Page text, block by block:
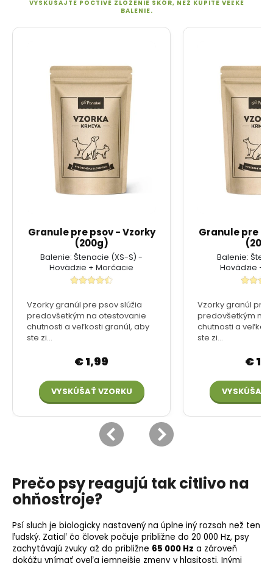
Prečo psy reagujú tak citlivo na
ohňostroje?
Psí sluch je biologicky nastavený na úplne iný rozsah než ten
ľudský. Zatiaľ čo človek počuje približne do 20 000 Hz, psy
zachytávajú zvuky až do približne 65 000 Hz a zároveň
dokážu vnímať oveľa jemnejšie zmeny v hlasitosti. Inými